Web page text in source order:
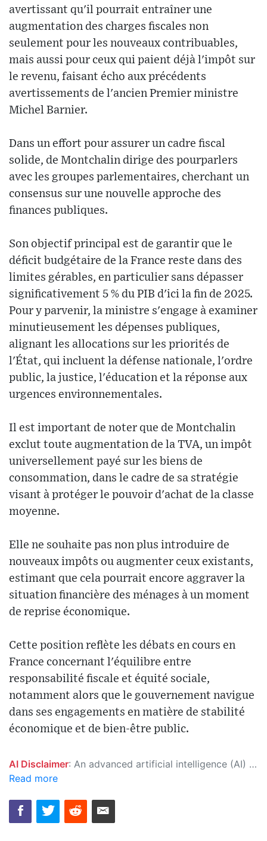
avertissant qu'il pourrait entraîner une
augmentation des charges fiscales non
seulement pour les nouveaux contribuables,
mais aussi pour ceux qui paient déjà l'impôt sur
le revenu, faisant écho aux précédents
avertissements de l'ancien Premier ministre
Michel Barnier.
Dans un effort pour assurer un cadre fiscal
solide, de Montchalin dirige des pourparlers
avec les groupes parlementaires, cherchant un
consensus sur une nouvelle approche des
finances publiques.
Son objectif principal est de garantir que le
déficit budgétaire de la France reste dans des
limites gérables, en particulier sans dépasser
significativement 5 % du PIB d'ici la fin de 2025.
Pour y parvenir, la ministre s'engage à examiner
minutieusement les dépenses publiques,
alignant les allocations sur les priorités de
l'État, qui incluent la défense nationale, l'ordre
public, la justice, l'éducation et la réponse aux
urgences environnementales.
Il est important de noter que de Montchalin
exclut toute augmentation de la TVA, un impôt
universellement payé sur les biens de
consommation, dans le cadre de sa stratégie
visant à protéger le pouvoir d'achat de la classe
moyenne.
Elle ne souhaite pas non plus introduire de
nouveaux impôts ou augmenter ceux existants,
estimant que cela pourrait encore aggraver la
situation financière des ménages à un moment
de reprise économique.
Cette position reflète les débats en cours en
France concernant l'équilibre entre
responsabilité fiscale et équité sociale,
notamment alors que le gouvernement navigue
dans ses engagements en matière de stabilité
économique et de bien-être public.
AI Disclaimer: An advanced artificial intelligence (AI) system generated the content of this page on its own. This innovative technology conducts extensive research from a variety of reliable sources, performs rigorous fact-checking and verification, cleans up and balances biased or manipulated content, and presents a minimal factual summary that is just enough yet essential for you to function as an informed and educated citizen. Please keep in mind, however, that this system is an evolving technology, and as a result, the article may contain accidental inaccuracies or errors. We urge you to help us improve our site by reporting any inaccuracies you find using the "
Read more